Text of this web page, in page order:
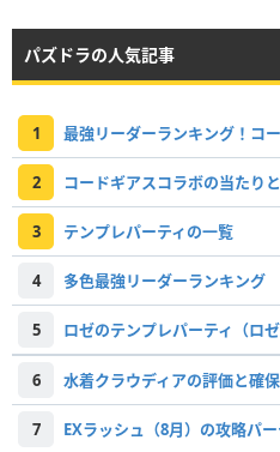
パズドラの人気記事
1 最強リーダーランキング！コ
2 コードギアスコラボの当たり
3 テンプレパーティの一覧
4 多色最強リーダーランキング
5 ロゼのテンプレパーティ（ロゼ
6 水着クラウディアの評価と確
7 EXラッシュ（8月）の攻略パ